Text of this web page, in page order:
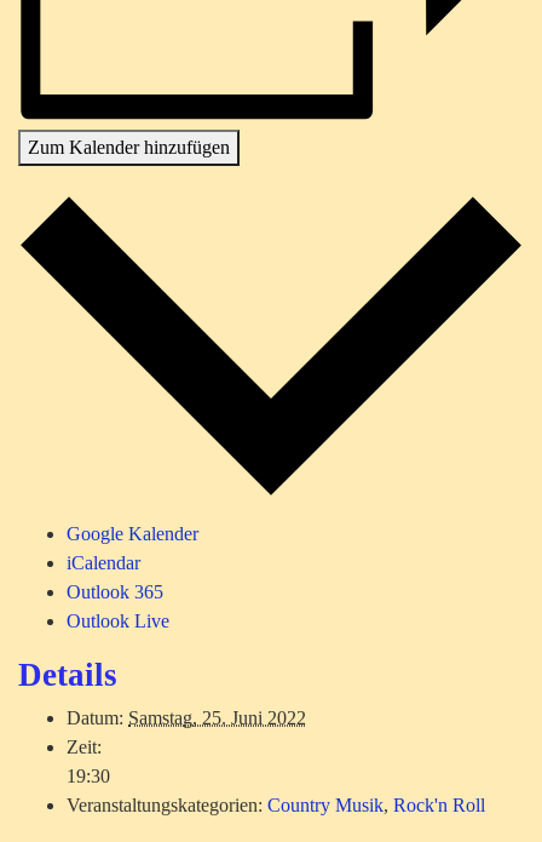
Zum Kalender hinzufügen
Google Kalender
iCalendar
Outlook 365
Outlook Live
Details
Datum: Samstag, 25. Juni 2022
Zeit:
19:30
Veranstaltungskategorien: Country Musik, Rock'n Roll